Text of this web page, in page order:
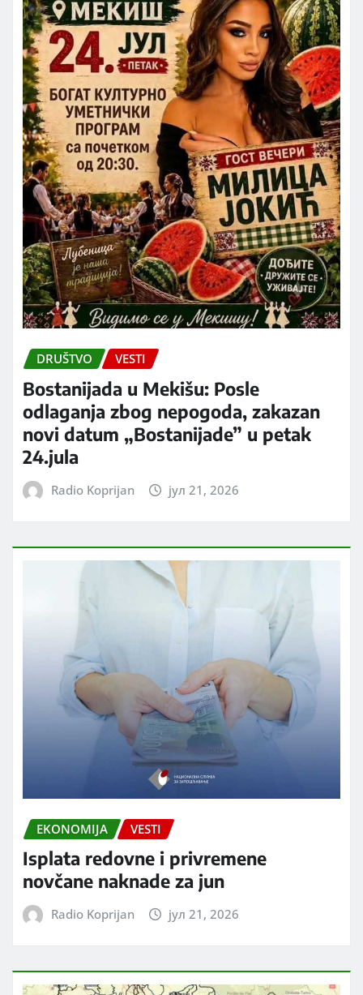
DRUŠTVO VESTI
Bostanijada u Mekišu: Posle
odlaganja zbog nepogoda, zakazan
novi datum „Bostanijade” u petak
24.jula
Radio Koprijan јул 21, 2026
EKONOMIJA VESTI
Isplata redovne i privremene
novčane naknade za jun
Radio Koprijan јул 21, 2026